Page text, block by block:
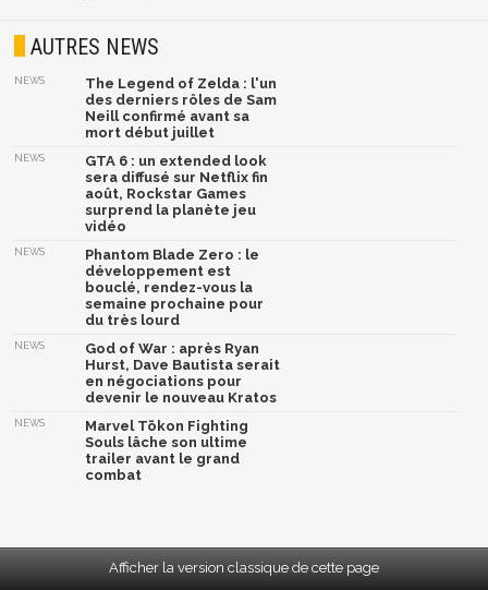
AUTRES NEWS
NEWS
The Legend of Zelda : l'un
des derniers rôles de Sam
Neill confirmé avant sa
mort début juillet
NEWS
GTA 6 : un extended look
sera diffusé sur Netflix fin
août, Rockstar Games
surprend la planète jeu
vidéo
NEWS
Phantom Blade Zero : le
développement est
bouclé, rendez-vous la
semaine prochaine pour
du très lourd
NEWS
God of War : après Ryan
Hurst, Dave Bautista serait
en négociations pour
devenir le nouveau Kratos
NEWS
Marvel Tōkon Fighting
Souls lâche son ultime
trailer avant le grand
combat
Afficher la version classique de cette page